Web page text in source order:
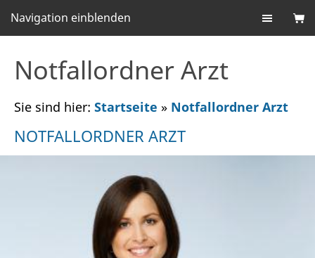
Navigation einblenden
Notfallordner Arzt
Sie sind hier: Startseite » Notfallordner Arzt
NOTFALLORDNER ARZT